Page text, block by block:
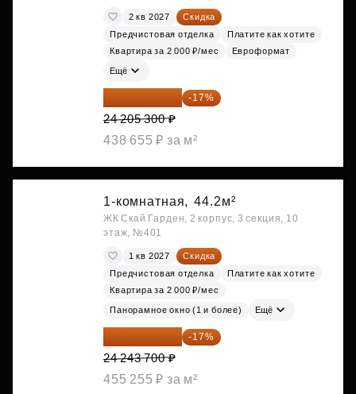
2 кв 2027
Скидка
Предчистовая отделка
Платите как хотите
Квартира за 2 000 ₽/мес
Евроформат
Ещё
20 090 399 ₽ -17%
24 205 300 ₽
438 655 ₽ за м²
1-комнатная, 44.2м²
ЖК Скай Гарден, 2 корпус, 3 секция, 10
этаж, №401
1 кв 2027
Скидка
Предчистовая отделка
Платите как хотите
Квартира за 2 000 ₽/мес
Панорамное окно (1 и более) Ещё
20 122 271 ₽ -17%
24 243 700 ₽
455 255 ₽ за м²